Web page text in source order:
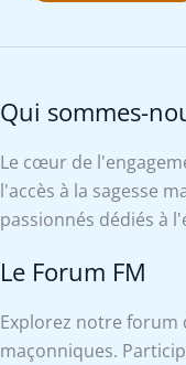
Qui sommes-
Le cœur de
l'accès à la sagesse
passionnés dédiés à
Le Forum FM
Explorez notre forum
maçonniques.